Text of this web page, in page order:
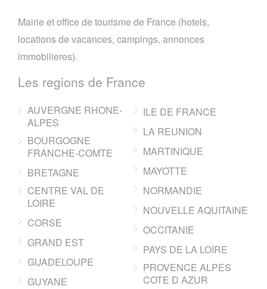
Mairie et office de tourisme de France (hotels,
locations de vacances, campings, annonces
immobilieres).
Les regions de France
AUVERGNE RHONE-
ALPES
BOURGOGNE
FRANCHE-COMTE
BRETAGNE
CENTRE VAL DE
LOIRE
CORSE
GRAND EST
GUADELOUPE
GUYANE
ILE DE FRANCE
LA REUNION
MARTINIQUE
MAYOTTE
NORMANDIE
NOUVELLE AQUITAINE
OCCITANIE
PAYS DE LA LOIRE
PROVENCE ALPES
COTE D AZUR